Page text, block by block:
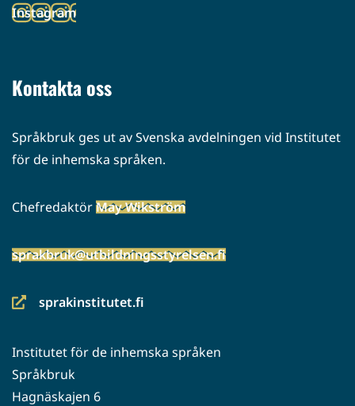
palveluun)
Instagram
(siirryt
Kontakta oss
Språkbruk ges ut av Svenska avdelningen vid Institutet
för de inhemska språken.
ChefredaktörMay Wikström
sprakbruk@utbildningsstyrelsen.fi
sprakinstitutet.fi
(siirryt
palveluun)
Institutet för de inhemska språken
Språkbruk
Hagnäskajen 6